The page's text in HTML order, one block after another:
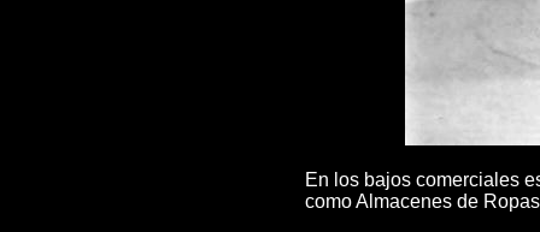
En los bajos comerciales
como Almacenes de